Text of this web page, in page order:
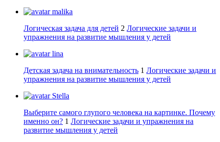
malika
Логическая задача для детей 2 Логические задачи и
упражнения на развитие мышления у детей
lina
Детская задача на внимательность 1 Логические задачи и
упражнения на развитие мышления у детей
Stella
Выберите самого глупого человека на картинке. Почему
именно он? 1 Логические задачи и упражнения на
развитие мышления у детей